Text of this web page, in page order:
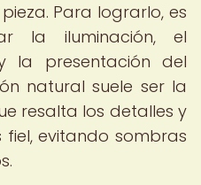
Para lograrlo, es
la iluminación, el
la presentación del
natural suele ser la
resalta los detalles y
evitando sombras